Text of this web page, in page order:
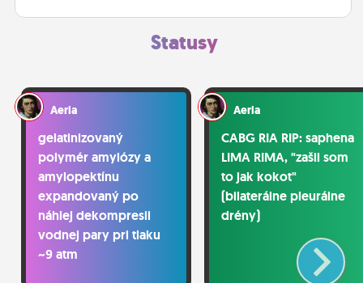
Statusy
Aeria
gelatinizovaný
polymér amylózy a
amylopektínu
expandovaný po
náhlej dekompresii
vodnej pary pri tlaku
~9 atm
Aeria
CABG RIA RIP: saphena
LIMA RIMA, "zašil som
to jak kokot"
(bilaterálne pleurálne
drény)